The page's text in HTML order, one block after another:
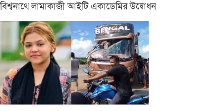
বিশ্বনাথে লামাকাজী আইটি একাডেমির উদ্বোধন